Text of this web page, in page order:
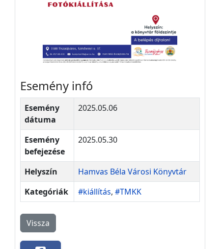
Esemény infó
Esemény
dátuma
2025.05.06
Esemény
befejezése
2025.05.30
Helyszín
Hamvas Béla Városi Könyvtár
Kategóriák
#kiállítás, #TMKK
Vissza